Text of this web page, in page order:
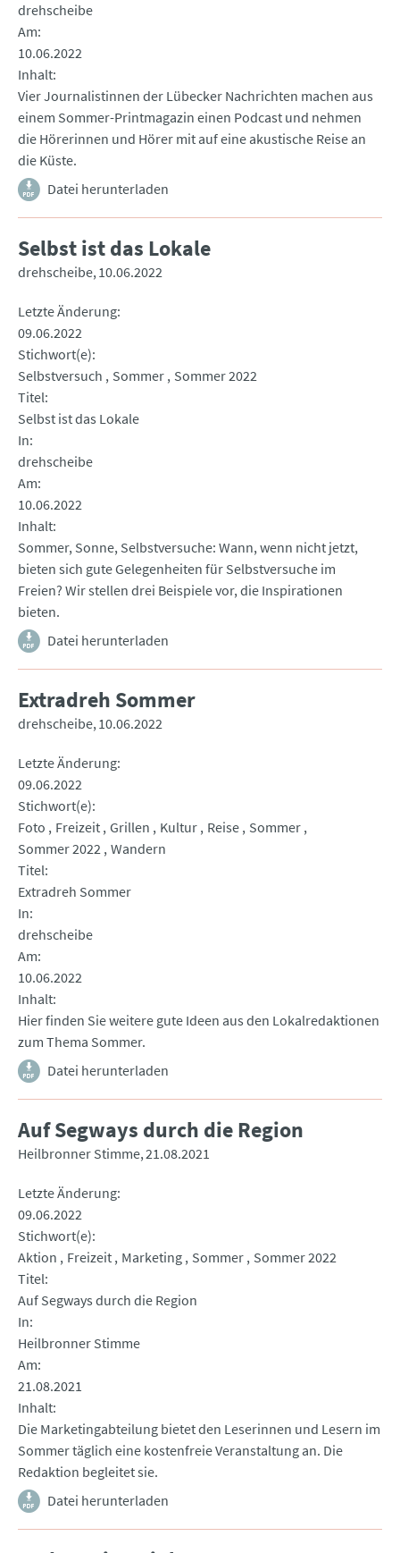
drehscheibe
Am
10.06.2022
Inhalt
Vier Journalistinnen der Lübecker Nachrichten machen aus
einem Sommer-Printmagazin einen Podcast und nehmen
die Hörerinnen und Hörer mit auf eine akustische Reise an
die Küste.
Datei herunterladen
Selbst ist das Lokale
drehscheibe 10.06.2022
Letzte Änderung
09.06.2022
Stichwort(e)
Selbstversuch
Sommer Sommer 2022
Titel
Selbst ist das Lokale
In
drehscheibe
Am
10.06.2022
Inhalt
Sommer, Sonne, Selbstversuche: Wann, wenn nicht jetzt,
bieten sich gute Gelegenheiten für Selbstversuche im
Freien? Wir stellen drei Beispiele vor, die Inspirationen
bieten.
Datei herunterladen
Extradreh Sommer
drehscheibe 10.06.2022
Letzte Änderung
09.06.2022
Stichwort(e)
Foto
Freizeit Grillen Kultur Reise Sommer
Sommer 2022 Wandern
Titel
Extradreh Sommer
In
drehscheibe
Am
10.06.2022
Inhalt
Hier finden Sie weitere gute Ideen aus den Lokalredaktionen
zum Thema Sommer.
Datei herunterladen
Auf Segways durch die Region
Heilbronner Stimme 21.08.2021
Letzte Änderung
09.06.2022
Stichwort(e)
Aktion
Freizeit Marketing Sommer Sommer 2022
Titel
Auf Segways durch die Region
In
Heilbronner Stimme
Am
21.08.2021
Inhalt
Die Marketingabteilung bietet den Leserinnen und Lesern im
Sommer täglich eine kostenfreie Veranstaltung an. Die
Redaktion begleitet sie.
Datei herunterladen